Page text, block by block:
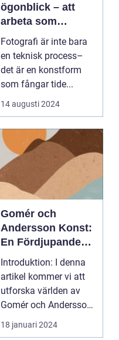
ögonblick – att
arbeta som
fotograf i
Norrköping
Fotografi är inte bara
en teknisk process–
det är en konstform
som fångar tide...
14 augusti 2024
Gomér och
Andersson Konst:
En Fördjupande
Översikt
Introduktion: I denna
artikel kommer vi att
utforska världen av
Gomér och Andersson
konst, dess olik...
18 januari 2024